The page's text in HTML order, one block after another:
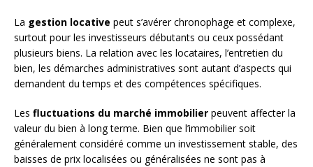
La gestion locative peut s’avérer chronophage et complexe,
surtout pour les investisseurs débutants ou ceux possédant
plusieurs biens. La relation avec les locataires, l’entretien du
bien, les démarches administratives sont autant d’aspects qui
demandent du temps et des compétences spécifiques.
Les fluctuations du marché immobilier peuvent affecter la
valeur du bien à long terme. Bien que l’immobilier soit
généralement considéré comme un investissement stable, des
baisses de prix localisées ou généralisées ne sont pas à